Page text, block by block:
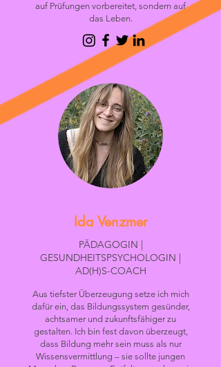
auf Prüfungen vorbereitet, sondern auf
das Leben.
Ida Venzmer
PÄDAGOGIN |
GESUNDHEITSPSYCHOLOGIN |
AD(H)S-COACH
Aus tiefster Überzeugung setze ich mich
dafür ein, das Bildungssystem gesünder,
achtsamer und zukunftsfähiger zu
gestalten. Ich bin fest davon überzeugt,
dass Bildung mehr sein muss als nur
Wissensvermittlung – sie sollte jungen